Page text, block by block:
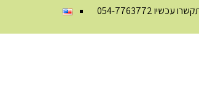
עכשיו054-7763772